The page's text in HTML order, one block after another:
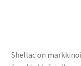
Shellac on